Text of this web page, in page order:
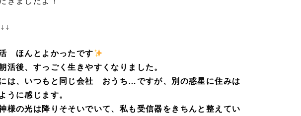
ほんとよかったです
活後、すっごく生きやすくなりました。
は、いつもと同じ会社 おうち…ですが、別の惑星に住みは
うに感じます。
様の光は降りそそいでいて、私も受信器をきちんと整えてい